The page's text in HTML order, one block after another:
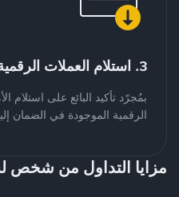
3. استلام العملات الرقمية
بمُجرّد تأكيد البائع على استلام
الرقمية الموجودة في الضمان
مزايا التداول من